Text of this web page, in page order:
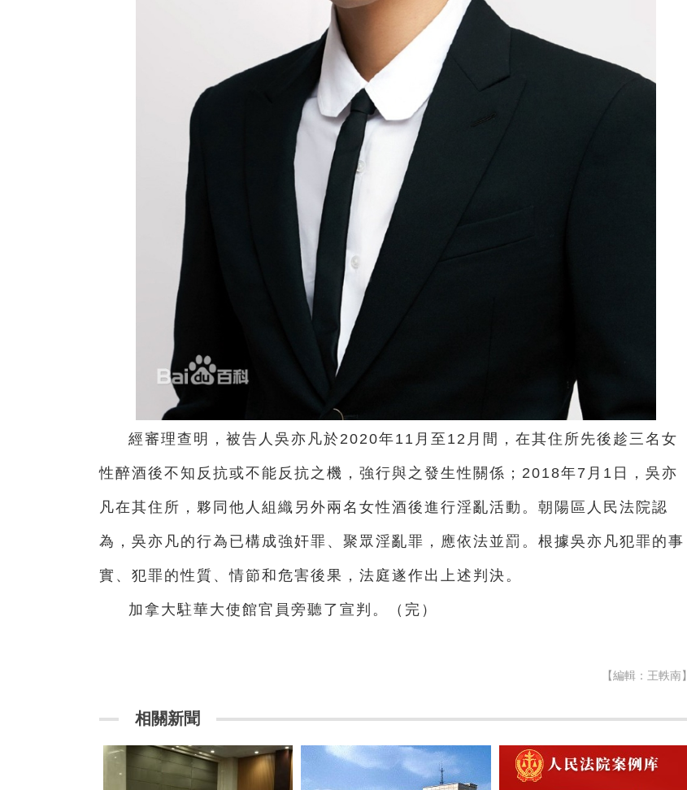
經審理查明，被告人吳亦凡於2020年11月至12月間，在其住所先後趁三名女
性醉酒後不知反抗或不能反抗之機，強行與之發生性關係；2018年7月1日，吳亦
凡在其住所，夥同他人組織另外兩名女性酒後進行淫亂活動。朝陽區人民法院認
為，吳亦凡的行為已構成強奸罪、聚眾淫亂罪，應依法並罰。根據吳亦凡犯罪的事
實、犯罪的性質、情節和危害後果，法庭遂作出上述判決。
加拿大駐華大使館官員旁聽了宣判。（完）
【編輯：王軼南】
相關新聞